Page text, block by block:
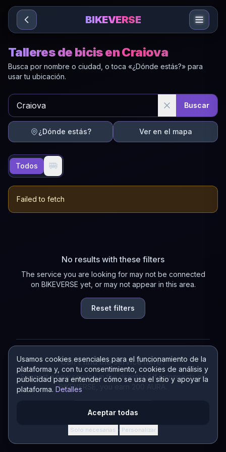
Sari la conținut
Usamos cookies esenciales para el funcionamiento de la
plataforma y, con tu consentimiento, cookies de análisis y
publicidad para entender cómo se usa el sitio y apoyar la
plataforma. Detalles
Aceptar todas
Solo necesarias · Personalizar
BIKEVERSE
Talleres de bicis en Craiova
Busca por nombre o ciudad, o toca «¿Dónde estás?» para
usar tu ubicación.
Buscar
¿Dónde estás? Ver en el mapa
Todos 🚐
Failed to fetch
No results with these filters
The service you are looking for may not be connected
on BIKEVERSE yet, or may not appear in this area.
Reset filters
Can't find the service here?
Suggest a new service in the directory! If it connects on
BIKEVERSE, you earn 200 AURA.
Suggest a service